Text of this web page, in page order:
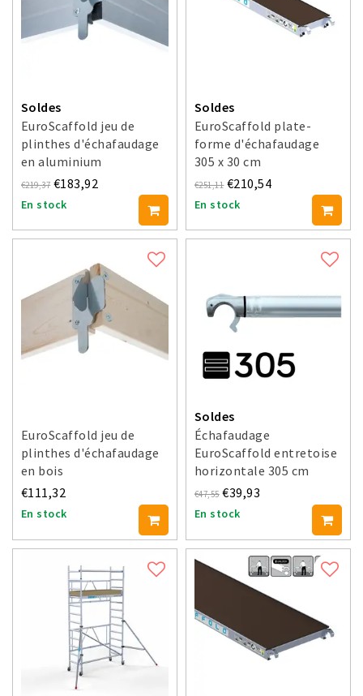
Soldes
EuroScaffold jeu de
plinthes d'échafaudage
en aluminium
€219,37 €183,92
En stock
Soldes
EuroScaffold plate-
forme d'échafaudage
305 x 30 cm
€251,11 €210,54
En stock
EuroScaffold jeu de
plinthes d'échafaudage
en bois
€111,32
En stock
Soldes
Échafaudage
EuroScaffold entretoise
horizontale 305 cm
€47,55 €39,93
En stock